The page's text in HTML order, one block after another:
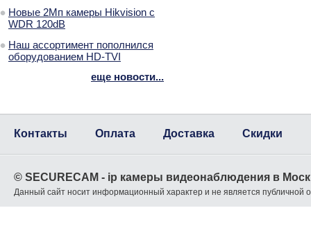
Новые 2Мп камеры Hikvision с
WDR 120dB
Наш ассортимент пополнился
оборудованием HD-TVI
еще новости...
Контакты Оплата Доставка Скидки
© SECURECAM - ip камеры видеонаблюдения в
Данный сайт носит информационный характер и не является публичной